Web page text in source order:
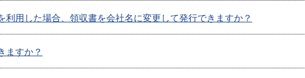
利用した場合、領収書を会社名に変更して発行できますか？
ますか？